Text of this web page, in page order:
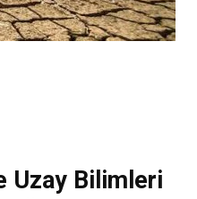
Uzay Bilimleri